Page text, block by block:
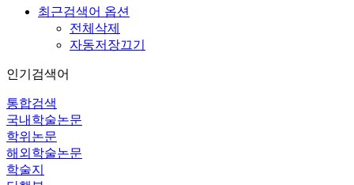
최근검색어 옵션
전체삭제
자동저장끄기
인기검색어
통합검색
국내학술논문
학위논문
해외학술논문
학술지